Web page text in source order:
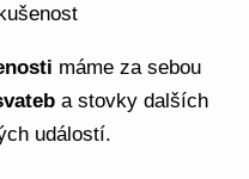
máme za sebou
a stovky dalších
událostí.